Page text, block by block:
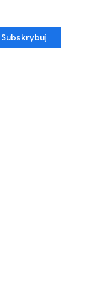
Subskrybuj